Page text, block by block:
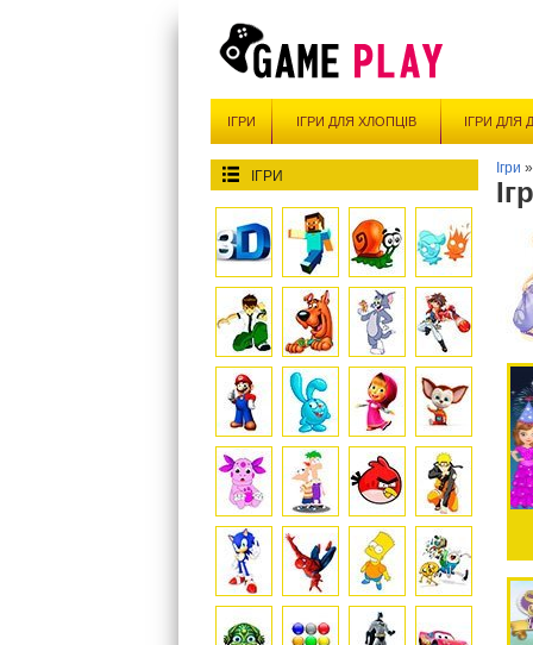
ІГРИ ІГРИ ДЛЯ ХЛОПЦІВ ІГРИ ДЛЯ
ІГРИ Ігри